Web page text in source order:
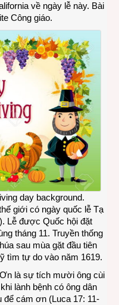
về ngày lễ này. Bài
Công giáo.
day background.
giới có ngày quốc lễ Tạ
Lễ được Quốc hội đặt
tháng 11. Truyền thống
sau mùa gặt đầu tiên
tìm tự do vào năm 1619.
là sự tích mười ông cùi
lành bệnh có ông dân
cám ơn (Luca 17: 11-